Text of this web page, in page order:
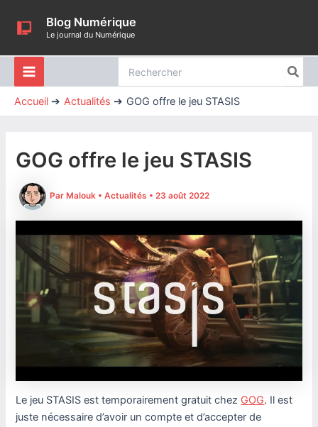
Blog Numérique
Le journal du Numérique
Accueil Actualités GOG offre le jeu STASIS
GOG offre le jeu STASIS
Par Malouk •Actualités •23 août 2022
Le jeu STASIS est temporairement gratuit chez GOG. Il est
juste nécessaire d’avoir un compte et d’accepter de